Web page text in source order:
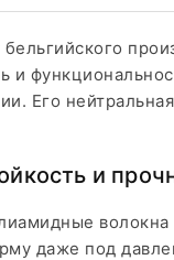
и
Его
и
даже под